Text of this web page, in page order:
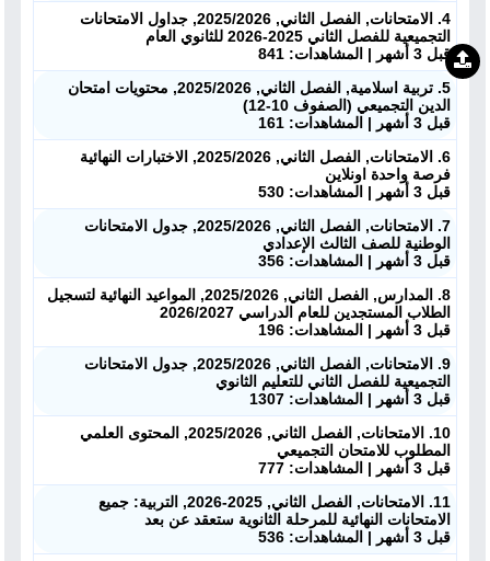
4. الامتحانات, الفصل الثاني, 2025/2026, جداول الامتحانات
التجميعية للفصل الثاني 2025-2026 للثانوي العام
قبل 3 أشهر | المشاهدات: 841
5. تربية اسلامية, الفصل الثاني, 2025/2026, محتويات امتحان
الدين التجميعي (الصفوف 10-12)
قبل 3 أشهر | المشاهدات: 161
6. الامتحانات, الفصل الثاني, 2025/2026, الاختبارات النهائية
فرصة واحدة اونلاين
قبل 3 أشهر | المشاهدات: 530
7. الامتحانات, الفصل الثاني, 2025/2026, جدول الامتحانات
الوطنية للصف الثالث الإعدادي
قبل 3 أشهر | المشاهدات: 356
8. المدارس, الفصل الثاني, 2025/2026, المواعيد النهائية لتسجيل
الطلاب المستجدين للعام الدراسي 2026/2027
قبل 3 أشهر | المشاهدات: 196
9. الامتحانات, الفصل الثاني, 2025/2026, جدول الامتحانات
التجميعية للفصل الثاني للتعليم الثانوي
قبل 3 أشهر | المشاهدات: 1307
10. الامتحانات, الفصل الثاني, 2025/2026, المحتوى العلمي
المطلوب للامتحان التجميعي
قبل 3 أشهر | المشاهدات: 777
11. الامتحانات, الفصل الثاني, 2025-2026, التربية: جميع
الامتحانات النهائية للمرحلة الثانوية ستعقد عن بعد
قبل 3 أشهر | المشاهدات: 536